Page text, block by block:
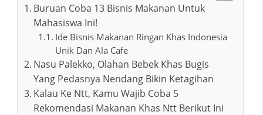
Buruan Coba 13 Bisnis Makanan Untuk
Mahasiswa Ini!
Ide Bisnis Makanan Ringan Khas Indonesia
Unik Dan Ala Cafe
Nasu Palekko, Olahan Bebek Khas Bugis
Yang Pedasnya Nendang Bikin Ketagihan
Kalau Ke Ntt, Kamu Wajib Coba 5
Rekomendasi Makanan Khas Ntt Berikut Ini